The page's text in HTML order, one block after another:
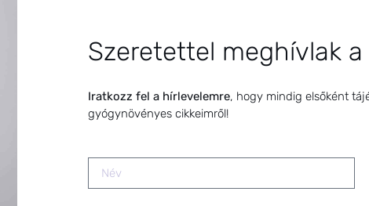
Sziasztok! Szarvas Niki vagyok, a HerbClinic
alapítója, egészségügyi biomérnök,
gyógynövények hatékony alkalmazásának
oktatása, a gyermekek, a nők és a férfiak
linkre
Szeretettel meghívlak a
Iratkozz fel a hírlevelemre, hogy mindig elsőként
gyógynövényes cikkeimről!